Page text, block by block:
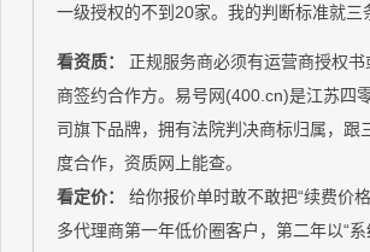
一级授权的不到20家。我的判断标准就三
看资质：
正规服务商必须有运营商授权
商签约合作方。易号网(400.cn)是江苏四
司旗下品牌，拥有法院判决商标归属，跟
度合作，资质网上能查。
看定价：
给你报价单时敢不敢把“续费价
多代理商第一年低价圈客户，第二年以“系